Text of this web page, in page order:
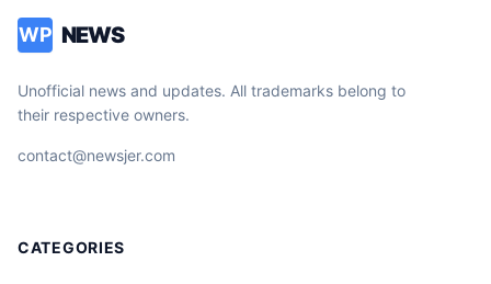
WP NEWS
Unofficial news and updates. All trademarks belong to
their respective owners.
contact@newsjer.com
CATEGORIES